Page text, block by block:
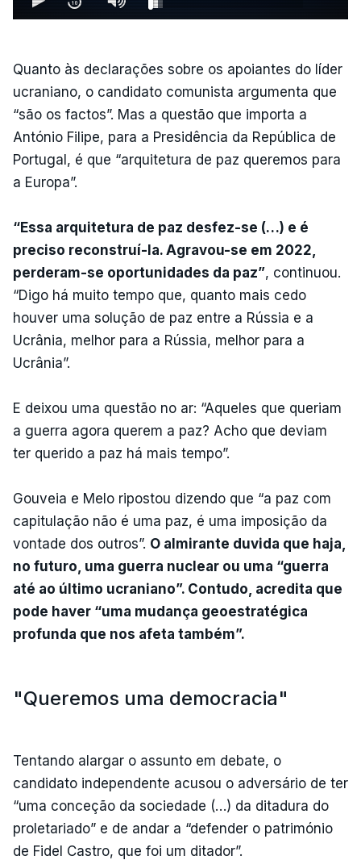
Quanto às declarações sobre os apoiantes do líder
ucraniano, o candidato comunista argumenta que
“são os factos”. Mas a questão que importa a
António Filipe, para a Presidência da República de
Portugal, é que “arquitetura de paz queremos para
a Europa”.
“Essa arquitetura de paz desfez-se (…) e é
preciso reconstruí-la. Agravou-se em 2022,
perderam-se oportunidades da paz”, continuou.
“Digo há muito tempo que, quanto mais cedo
houver uma solução de paz entre a Rússia e a
Ucrânia, melhor para a Rússia, melhor para a
Ucrânia”.
E deixou uma questão no ar: “Aqueles que queriam
a guerra agora querem a paz? Acho que deviam
ter querido a paz há mais tempo”.
Gouveia e Melo ripostou dizendo que “a paz com
capitulação não é uma paz, é uma imposição da
vontade dos outros”. O almirante duvida que haja,
no futuro, uma guerra nuclear ou uma “guerra
até ao último ucraniano”. Contudo, acredita que
pode haver “uma mudança geoestratégica
profunda que nos afeta também”.
"Queremos uma democracia"
Tentando alargar o assunto em debate, o
candidato independente acusou o adversário de ter
“uma conceção da sociedade (…) da ditadura do
proletariado” e de andar a “defender o património
de Fidel Castro, que foi um ditador”.